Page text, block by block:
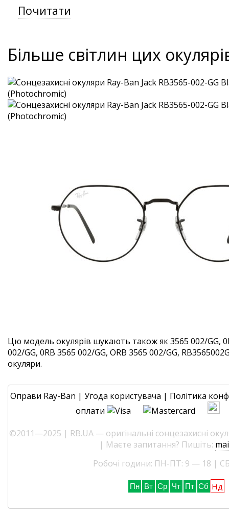
Почитати
Більше світлин цих
Цю модель окулярів шукають також як 3565 002/GG,
002/GG, 0RB 3565 002/GG, ORB 3565 002/GG,
окуляри.
Оправи Ray-Ban | Угода користувача | Політика
оплати
©2011—2025 | RB.UA — оригінальні сонцезахисні
| Маєте запитання? Пишіть:
Робочі години: ПН-ПТ: 9 — 18 |
Пн Вт Ср Чт Пт Сб Нд